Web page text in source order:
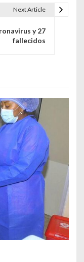
Next Article
y 27
fallecidos